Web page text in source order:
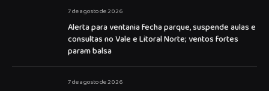
7 de agosto de 2026
Alerta para ventania fecha parque, suspende aulas e
consultas no Vale e Litoral Norte; ventos fortes
param balsa
7 de agosto de 2026